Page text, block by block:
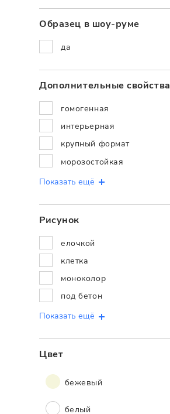
Образец в шоу-руме
да
Дополнительные cвойства
гомогенная
интерьерная
крупный формат
морозостойкая
Показать ещё
Рисунок
елочкой
клетка
моноколор
под бетон
Показать ещё
Цвет
бежевый
белый